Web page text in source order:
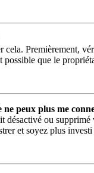
cela. Premièrement,
possible que le
ne peux plus me
désactivé ou
et soyez plus